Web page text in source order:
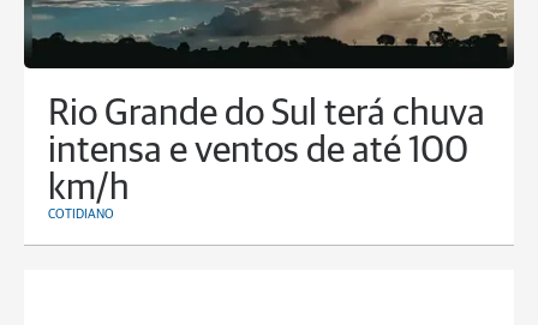
Rio Grande do Sul terá chuva
intensa e ventos de até 100
km/h
COTIDIANO